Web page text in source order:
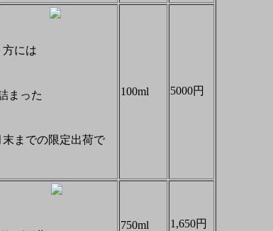
には
まった
までの限定出荷で
100ml 5000円
750ml 1,650円